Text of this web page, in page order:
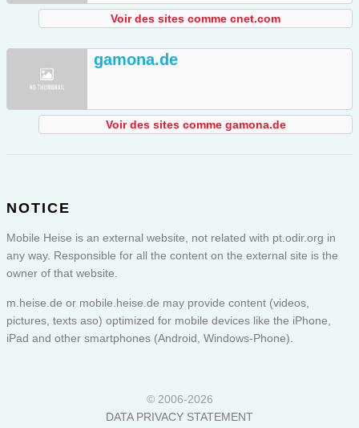
Voir des sites comme cnet.com
gamona.de
Voir des sites comme gamona.de
NOTICE
Mobile Heise is an external website, not related with pt.odir.org in
any way. Responsible for all the content on the external site is the
owner of that website.
m.heise.de or mobile.heise.de may provide content (videos,
pictures, texts aso) optimized for mobile devices like the iPhone,
iPad and other smartphones (Android, Windows-Phone).
© 2006-2026
DATA PRIVACY STATEMENT